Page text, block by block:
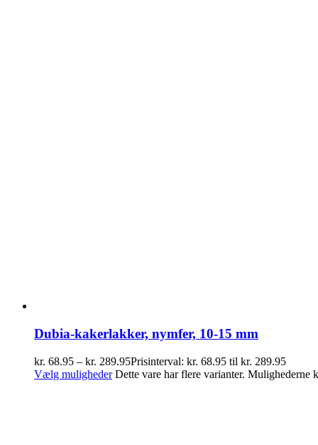
Dubia-kakerlakker, nymfer, 10-15 mm
kr. 68.95 – kr. 289.95Prisinterval: kr. 68.95 til kr. 289.95
Vælg muligheder Dette vare har flere varianter. Mulighederne